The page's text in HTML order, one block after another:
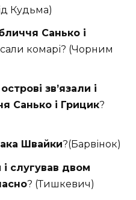
Кудьма)
Санько і
комарі? (Чорним
зв’язали і
Санько і Грицик?
Швайки?(Барвінок)
слугував двом
? (Тишкевич)